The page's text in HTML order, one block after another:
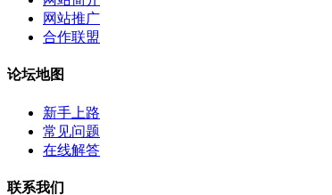
网站推广
合作联盟
论坛地图
新手上路
常见问题
在线解答
联系我们